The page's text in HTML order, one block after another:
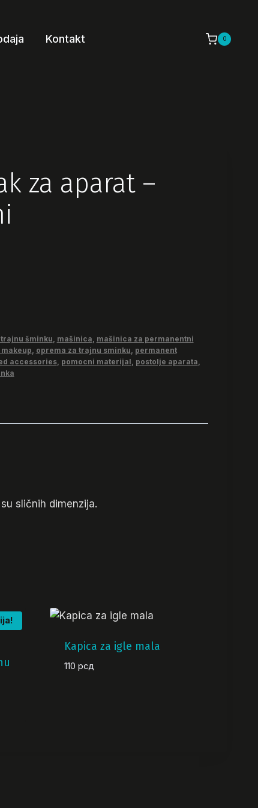
Kontakt 0
za aparat –
šminku mašinica mašinica za permanentni
oprema za trajnu sminku permanent
accessories, pomocni materijal postolje aparata
sličnih dimenzija.
Kapica za igle mala
110 рсд